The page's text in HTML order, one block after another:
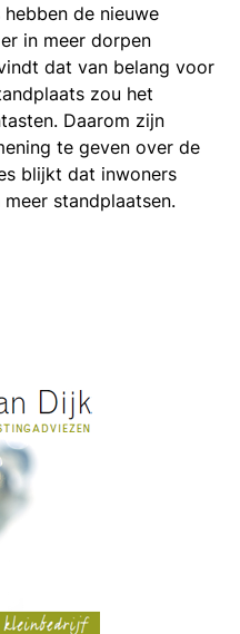
de nieuwe
in meer dorpen
dat van belang voor
zou het
Daarom zijn
te geven over de
blijkt dat inwoners
standplaatsen.